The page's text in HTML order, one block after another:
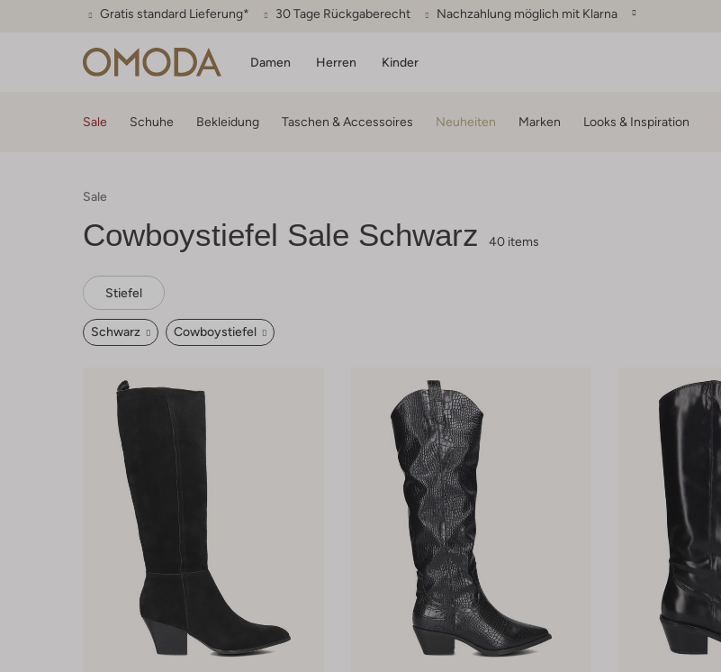
Gratis standard Lieferung* 30 Tage Rückgaberecht Nachzahlung möglich mit Klarna
Damen Herren Kinder
Sale Schuhe Bekleidung Taschen & Accessoires Neuheiten Marken Looks & Inspiration
Sale
Cowboystiefel Sale Schwarz 40 items
Stiefel
Schwarz Cowboystiefel